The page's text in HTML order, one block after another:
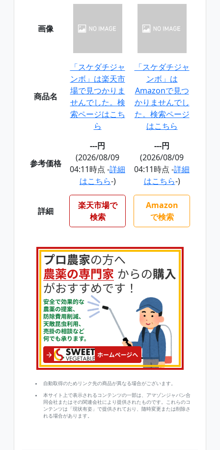
画像
商品名
「スケダチジャ
ンボ」は楽天市
場で見つかりま
せんでした。検
索ページはこち
ら
「スケダチジャ
ンボ」は
Amazonで見つ
かりませんでし
た。検索ページ
はこちら
参考価格
---円
(2026/08/09
04:11時点 -詳細
はこちら-)
---円
(2026/08/09
04:11時点 -詳細
はこちら-)
詳細
楽天市場で
検索
Amazon
で検索
自動取得のためリンク先の商品が異なる場合がございます。
本サイト上で表示されるコンテンツの一部は、アマゾンジャパン合
同会社またはその関連会社により提供されたものです。これらのコ
ンテンツは「現状有姿」で提供されており、随時変更または削除さ
れる場合があります。